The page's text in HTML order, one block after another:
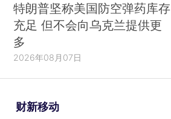
特朗普坚称美国防空弹药库存
充足 但不会向乌克兰提供更
多
2026年08月07日
财新移动